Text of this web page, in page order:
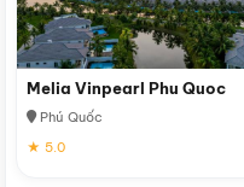
Melia Vinpearl Phu Quoc
Phú Quốc
★ 5.0